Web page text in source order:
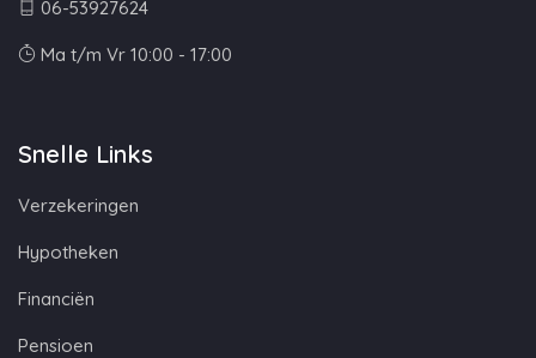
06-53927624
Ma t/m Vr 10:00 - 17:00
Snelle Links
Verzekeringen
Hypotheken
Financiën
Pensioen